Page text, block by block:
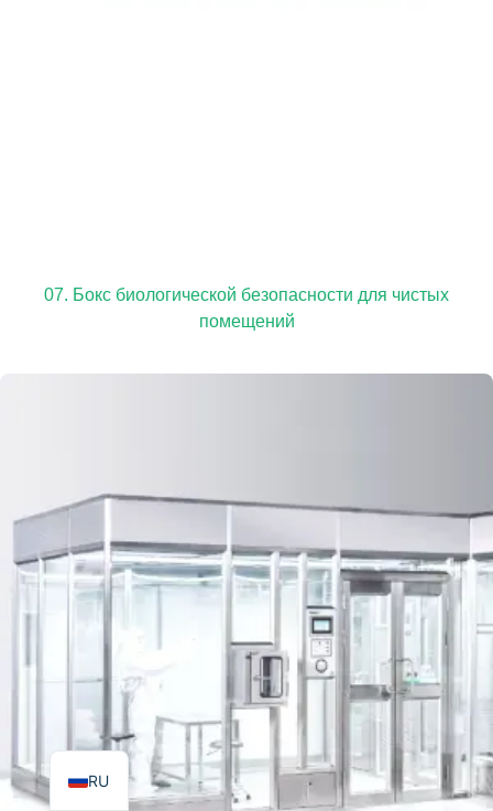
07. Бокс биологической безопасности для чистых
помещений
RU
EN
FR
PT
RO
PL